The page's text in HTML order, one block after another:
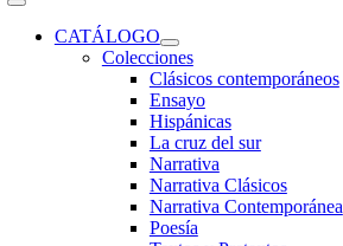
Toggle
NavigationCATÁLOGO
Colecciones
Clásicos contemporáneos
Ensayo
Hispánicas
La cruz del sur
Narrativa
Narrativa Clásicos
Narrativa Contemporánea
Poesía